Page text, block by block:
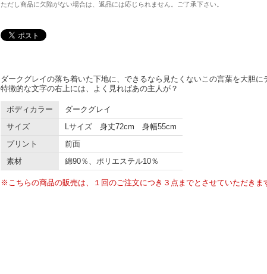
ただし商品に欠陥がない場合は、返品には応じられません。ご了承下さい。
ダークグレイの落ち着いた下地に、できるなら見たくないこの言葉を大胆に
特徴的な文字の右上には、よく見ればあの主人が？
ボディカラー
ダークグレイ
サイズ
Lサイズ 身丈72cm 身幅55cm
プリント
前面
素材
綿90％、ポリエステル10％
※こちらの商品の販売は、１回のご注文につき３点までとさせていただきま